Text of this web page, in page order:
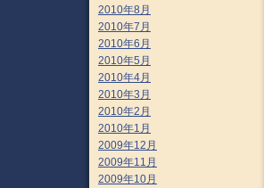
2010年8月
2010年7月
2010年6月
2010年5月
2010年4月
2010年3月
2010年2月
2010年1月
2009年12月
2009年11月
2009年10月